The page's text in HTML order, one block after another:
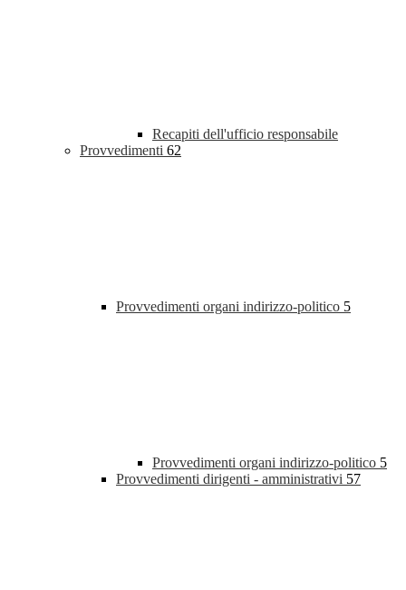
Recapiti dell'ufficio responsabile
Provvedimenti 62
Provvedimenti organi indirizzo-politico 5
Provvedimenti organi indirizzo-politico 5
Provvedimenti dirigenti - amministrativi 57